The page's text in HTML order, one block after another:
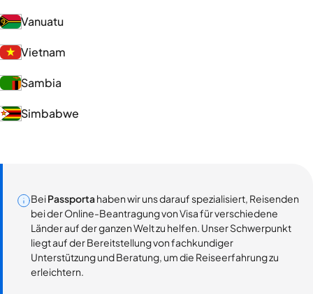
Vanuatu
Vietnam
Sambia
Simbabwe
BeiPassportahaben wir uns darauf spezialisiert, Reisenden
bei der Online-Beantragung von Visa für verschiedene
Länder auf der ganzen Welt zu helfen. Unser Schwerpunkt
liegt auf der Bereitstellung von fachkundiger
Unterstützung und Beratung, um die Reiseerfahrung zu
erleichtern.